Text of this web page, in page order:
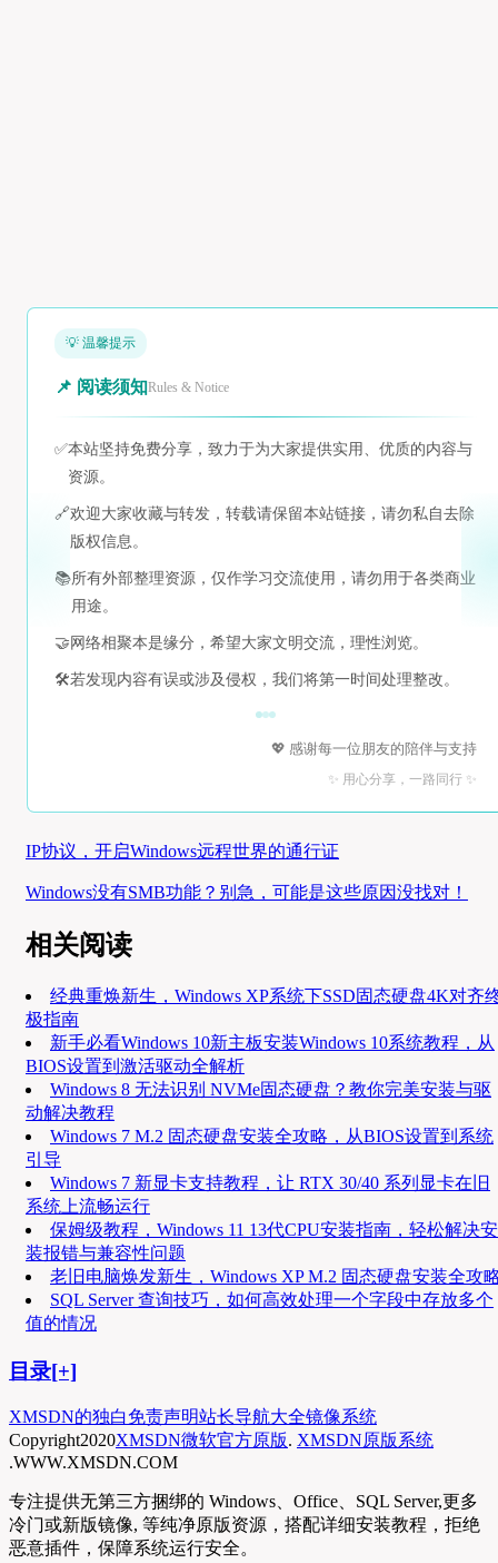
💡 温馨提示
📌 阅读须知Rules & Notice
✅本站坚持免费分享，致力于为大家提供实用、优质的内容与
资源。
🔗欢迎大家收藏与转发，转载请保留本站链接，请勿私自去除
版权信息。
📚所有外部整理资源，仅作学习交流使用，请勿用于各类商业
用途。
🤝 网络相聚本是缘分，希望大家文明交流，理性浏览。
🛠️若发现内容有误或涉及侵权，我们将第一时间处理整改。
💖 感谢每一位朋友的陪伴与支持
✨ 用心分享，一路同行 ✨
IP协议，开启Windows远程世界的通行证
Windows没有SMB功能？别急，可能是这些原因没找对！
相关阅读
经典重焕新生，Windows XP系统下SSD固态硬盘4K对齐
极指南
新手必看Windows 10新主板安装Windows 10系统教程，从
BIOS设置到激活驱动全解析
Windows 8 无法识别 NVMe固态硬盘？教你完美安装与驱
动解决教程
Windows 7 M.2 固态硬盘安装全攻略，从BIOS设置到系统
引导
Windows 7 新显卡支持教程，让 RTX 30/40 系列显卡在旧
系统上流畅运行
保姆级教程，Windows 11 13代CPU安装指南，轻松解决安
装报错与兼容性问题
老旧电脑焕发新生，Windows XP M.2 固态硬盘安装全攻
SQL Server 查询技巧，如何高效处理一个字段中存放多个
值的情况
目录[+]
XMSDN的独白免责声明站长导航大全镜像系统
Copyright2020XMSDN微软官方原版. XMSDN原版系统
.WWW.XMSDN.COM
专注提供无第三方捆绑的 Windows、Office、SQL Server,更多
冷门或新版镜像, 等纯净原版资源，搭配详细安装教程，拒绝
恶意插件，保障系统运行安全。